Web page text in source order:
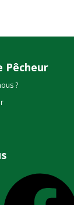
Pêcheur
?